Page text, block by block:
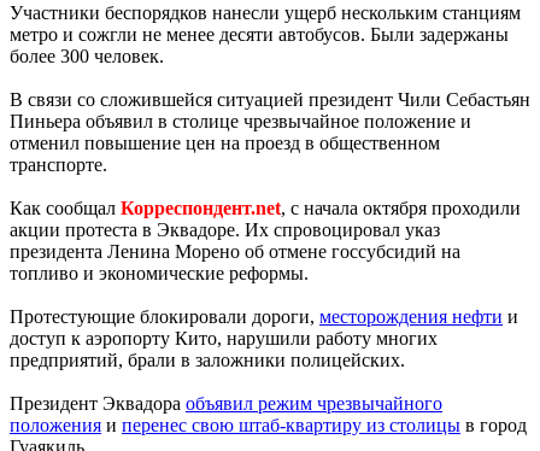
Участники беспорядков нанесли ущерб нескольким станциям
метро и сожгли не менее десяти автобусов. Были задержаны
более 300 человек.
В связи со сложившейся ситуацией президент Чили Себастьян
Пиньера объявил в столице чрезвычайное положение и
отменил повышение цен на проезд в общественном
транспорте.
Как сообщал Корреспондент.net, с начала октября проходили
акции протеста в Эквадоре. Их спровоцировал указ
президента Ленина Морено об отмене госсубсидий на
топливо и экономические реформы.
Протестующие блокировали дороги, месторождения нефти и
доступ к аэропорту Кито, нарушили работу многих
предприятий, брали в заложники полицейских.
Президент Эквадора объявил режим чрезвычайного
положения и перенес свою штаб-квартиру из столицы в город
Гуаякиль.